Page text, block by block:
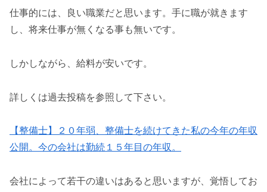
仕事的には、良い職業だと思います。手に職が就きます
し、将来仕事が無くなる事も無いです。
しかしながら、給料が安いです。
詳しくは過去投稿を参照して下さい。
【整備士】２０年弱、整備士を続けてきた私の今年の年収
公開。今の会社は勤続１５年目の年収。
会社によって若干の違いはあると思いますが、覚悟してお